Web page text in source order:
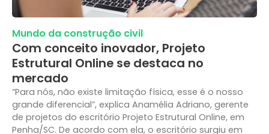
Mundo da construção civil
Com conceito inovador, Projeto
Estrutural Online se destaca no
mercado
“Para nós, não existe limitação física, esse é o nosso
grande diferencial”, explica Anamélia Adriano, gerente
de projetos do escritório Projeto Estrutural Online, em
Penha/SC. De acordo com ela, o escritório surgiu em